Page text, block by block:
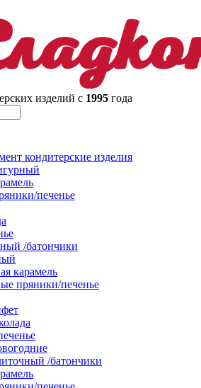
изделий с 1995 года
кондитерские изделия
печенье
/батончики
карамель
пряники/печенье
/батончики